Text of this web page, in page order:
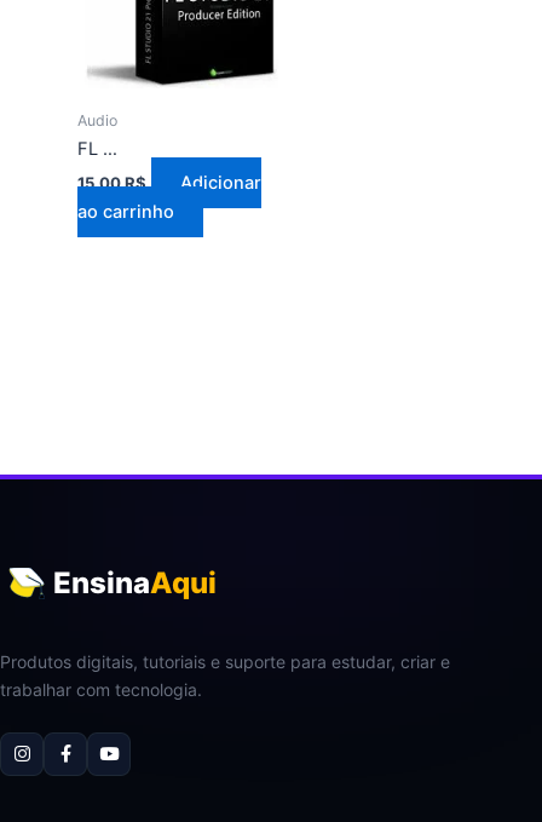
Audio
FL Studio 21
15,00R$
Adicionar
ao carrinho
EnsinaAqui
Produtos digitais, tutoriais e suporte para estudar, criar e
trabalhar com tecnologia.